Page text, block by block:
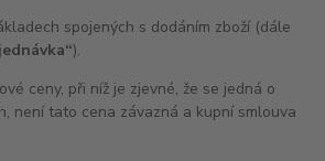
spojených s dodáním zboží (dále
).
ceny, při níž je zjevné, že se jedná o
není tato cena závazná a kupní smlouva